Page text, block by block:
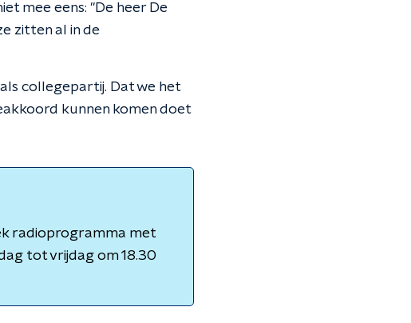
mee eens: "De heer De
zitten al in de
collegepartij. Dat we het
kunnen komen doet
radioprogramma met
tot vrijdag om 18.30